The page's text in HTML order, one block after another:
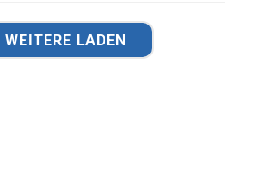
WEITERE LADEN